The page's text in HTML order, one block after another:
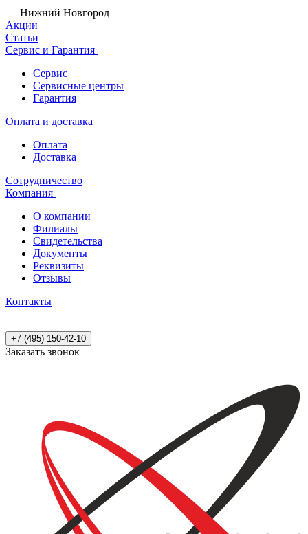
Нижний Новгород
Акции
Статьи
Сервис и Гарантия
Сервис
Сервисные центры
Гарантия
Оплата и доставка
Оплата
Доставка
Сотрудничество
Компания
О компании
Филиалы
Свидетельства
Документы
Реквизиты
Отзывы
Контакты
+7 (495) 150-42-10
Заказать звонок